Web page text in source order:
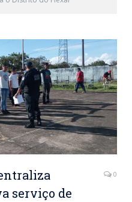
serviço de
0